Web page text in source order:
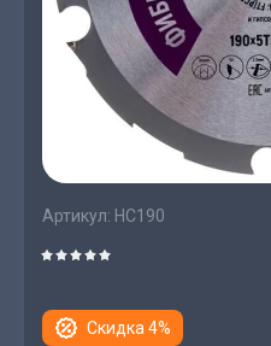
Артикул: HC190
Скидка 4%